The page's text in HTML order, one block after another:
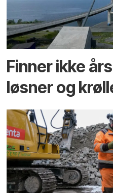
Finner ikke
løsner og